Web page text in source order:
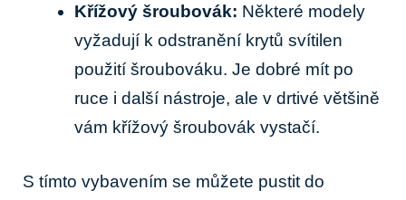
Křížový šroubovák: Některé modely
vyžadují k odstranění krytů svítilen
použití šroubováku. Je dobré mít po
ruce i další nástroje, ale v drtivé většině
vám křížový šroubovák vystačí.
S tímto vybavením se můžete pustit do